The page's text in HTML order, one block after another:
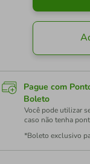
Pague com
Boleto
Você pode utilizar
caso não tenha
*Boleto exclusivo